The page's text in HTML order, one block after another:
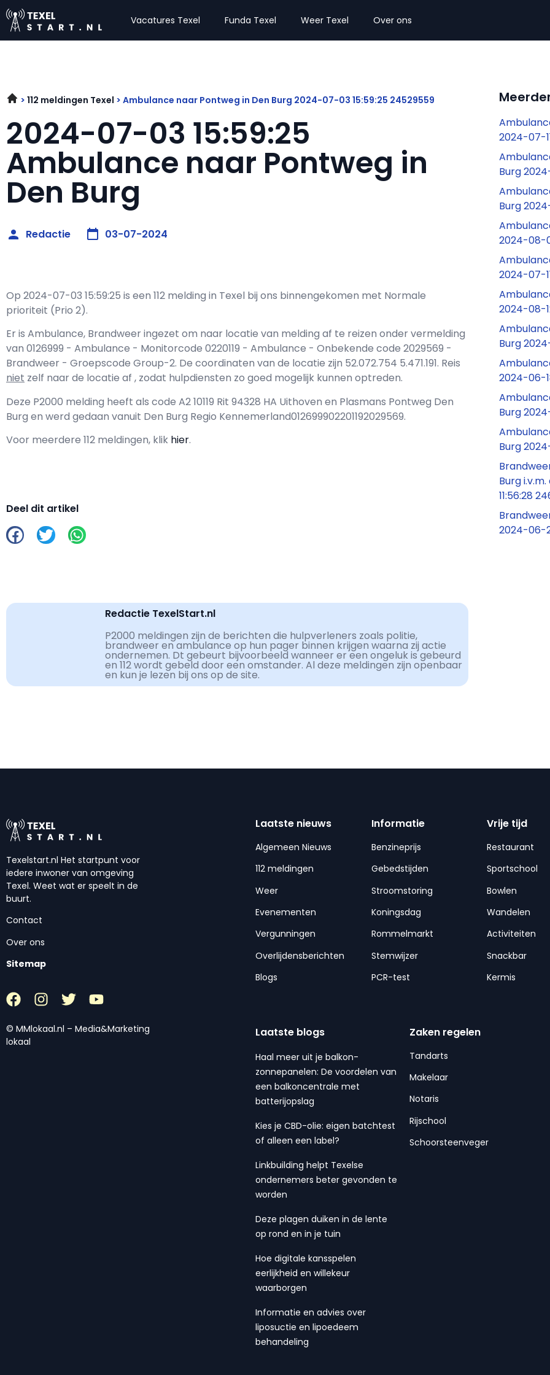
Vacatures Texel Funda Texel Weer Texel Over ons
112 meldingen Texel Ambulance naar Pontweg in Den Burg 2024-07-03 15:59:25 24529559
2024-07-03 15:59:25
Ambulance naar Pontweg in
Den Burg
Redactie 03-07-2024
Op 2024-07-03 15:59:25 is een 112 melding in Texel bij ons binnengekomen met Normale
prioriteit (Prio 2).
Er is Ambulance, Brandweer ingezet om naar locatie van melding af te reizen onder vermelding
van 0126999 - Ambulance - Monitorcode 0220119 - Ambulance - Onbekende code 2029569 -
Brandweer - Groepscode Group-2. De coordinaten van de locatie zijn 52.072.754 5.471.191. Reis
niet zelf naar de locatie af , zodat hulpdiensten zo goed mogelijk kunnen optreden.
Deze P2000 melding heeft als code A2 10119 Rit 94328 HA Uithoven en Plasmans Pontweg Den
Burg en werd gedaan vanuit Den Burg Regio Kennemerland012699902201192029569.
Voor meerdere 112 meldingen, klik hier.
Deel dit artikel
Redactie TexelStart.nl
P2000 meldingen zijn de berichten die hulpverleners zoals politie,
brandweer en ambulance op hun pager binnen krijgen waarna zij actie
ondernemen. Dt gebeurt bijvoorbeeld wanneer er een ongeluk is gebeurd
en 112 wordt gebeld door een omstander. Al deze meldingen zijn openbaar
en kun je lezen bij ons op de site.
2024-07-
Burg
Burg
2024-08-
2024-07-
2024-08-
Burg
2024-06-
Burg
Burg
Burg
11:56:28
2024-06-
Texelstart.nl Het startpunt voor
iedere inwoner van omgeving
Texel. Weet wat er speelt in de
buurt.
Contact
Over ons
Sitemap
© MMlokaal.nl – Media&Marketing
lokaal
Laatste nieuws
Algemeen Nieuws
112 meldingen
Weer
Evenementen
Vergunningen
Overlijdensberichten
Blogs
Informatie
Benzineprijs
Gebedstijden
Stroomstoring
Koningsdag
Rommelmarkt
Stemwijzer
PCR-test
Vrije tijd
Restaurant
Sportschool
Bowlen
Wandelen
Activiteiten
Snackbar
Kermis
Laatste blogs
Haal meer uit je balkon-
zonnepanelen: De voordelen van
een balkoncentrale met
batterijopslag
Kies je CBD-olie: eigen batchtest
of alleen een label?
Linkbuilding helpt Texelse
ondernemers beter gevonden te
worden
Deze plagen duiken in de lente
op rond en in je tuin
Hoe digitale kansspelen
eerlijkheid en willekeur
waarborgen
Informatie en advies over
liposuctie en lipoedeem
behandeling
Zaken regelen
Tandarts
Makelaar
Notaris
Rijschool
Schoorsteenveger